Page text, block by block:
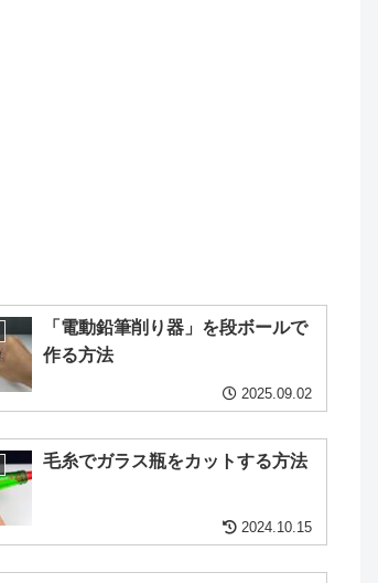
「電動鉛筆削り器」を段ボールで
作る方法
2025.09.02
毛糸でガラス瓶をカットする方法
2024.10.15